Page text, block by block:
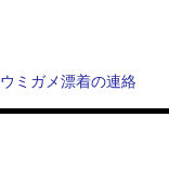
ウミガメ漂着の連絡